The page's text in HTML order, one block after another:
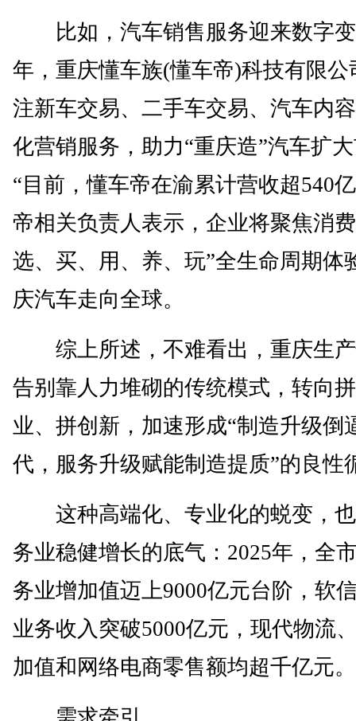
比如，汽车销售服务迎来数字变
年，重庆懂车族(懂车帝)科技有限公
注新车交易、二手车交易、汽车内
化营销服务，助力“重庆造”汽车扩
“目前，懂车帝在渝累计营收超540
帝相关负责人表示，企业将聚焦消
选、买、用、养、玩”全生命周期体
庆汽车走向全球。
综上所述，不难看出，重庆生产
告别靠人力堆砌的传统模式，转向
业、拼创新，加速形成“制造升级倒
代，服务升级赋能制造提质”的良性
这种高端化、专业化的蜕变，也
务业稳健增长的底气：2025年，全
务业增加值迈上9000亿元台阶，软
业务收入突破5000亿元，现代物流
加值和网络电商零售额均超千亿元。